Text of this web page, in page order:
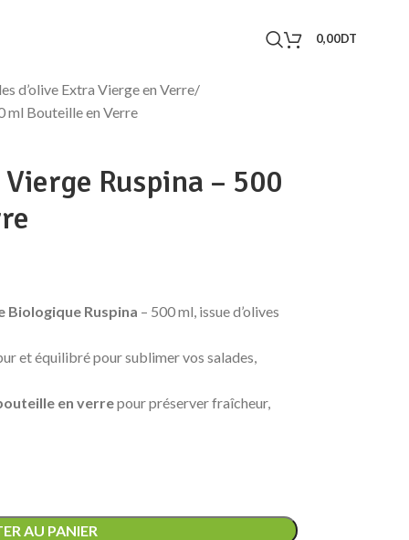
0,00DT
d’olive Extra Vierge en Verre
ml Bouteille en Verre
Ruspina – 500
Biologique Ruspina – 500 ml, issue d’olives
et équilibré pour sublimer vos salades,
en verrepour préserver fraîcheur,
AU PANIER